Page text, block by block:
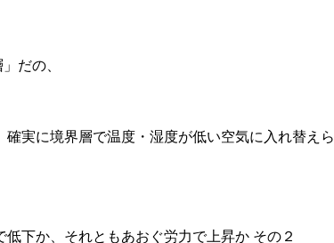
だの、
確実に境界層で温度・湿度が低い空気に入れ替え